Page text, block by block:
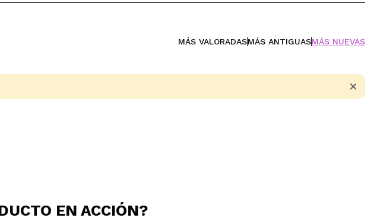
MÁS VALORADASMÁS ANTIGUASMÁS NUEVAS
EN ACCIÓN?